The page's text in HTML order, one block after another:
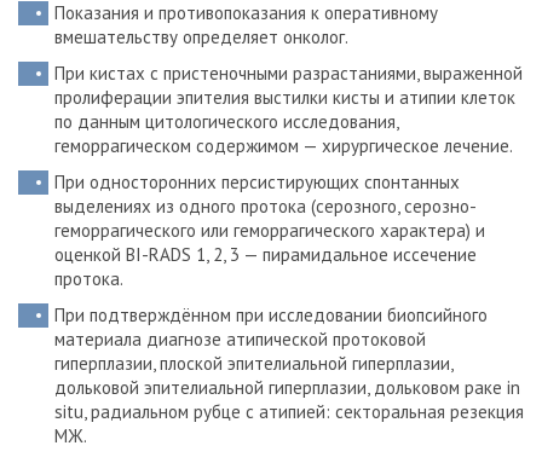
Показания и противопоказания к оперативному
вмешательству определяет онколог.
При кистах с пристеночными разрастаниями, выраженной
пролиферации эпителия выстилки кисты и атипии клеток
по данным цитологического исследования,
геморрагическом содержимом — хирургическое лечение.
При односторонних персистирующих спонтанных
выделениях из одного протока (серозного, серозно-
геморрагического или геморрагического характера) и
оценкой BI-RADS 1, 2, 3 — пирамидальное иссечение
протока.
При подтверждённом при исследовании биопсийного
материала диагнозе атипической протоковой
гиперплазии, плоской эпителиальной гиперплазии,
дольковой эпителиальной гиперплазии, дольковом раке in
situ, радиальном рубце с атипией: секторальная резекция
МЖ.